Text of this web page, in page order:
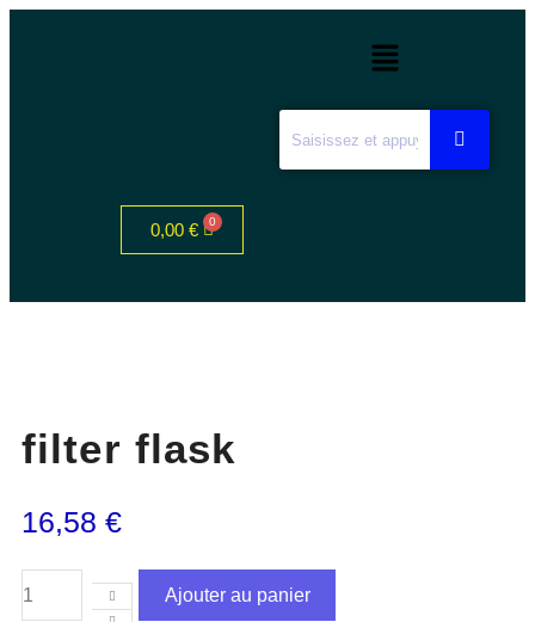
0,00 €
filter flask
16,58 €
Ajouter au panier